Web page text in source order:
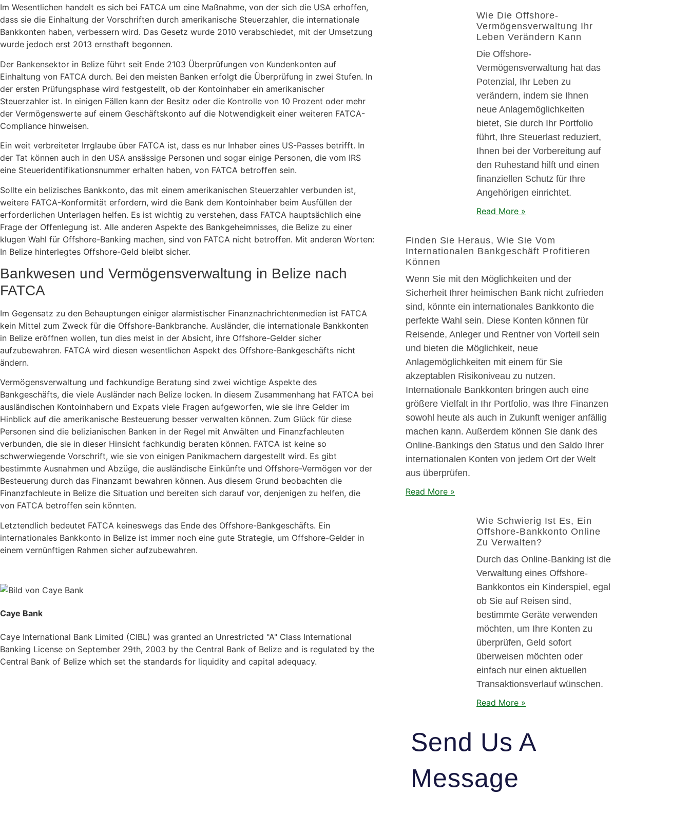
Im Wesentlichen handelt es sich bei FATCA um eine Maßnahme, von der sich die USA erhoffen,
dass sie die Einhaltung der Vorschriften durch amerikanische Steuerzahler, die internationale
Bankkonten haben, verbessern wird. Das Gesetz wurde 2010 verabschiedet, mit der Umsetzung
wurde jedoch erst 2013 ernsthaft begonnen.
Der Bankensektor in Belize führt seit Ende 2103 Überprüfungen von Kundenkonten auf
Einhaltung von FATCA durch. Bei den meisten Banken erfolgt die Überprüfung in zwei Stufen. In
der ersten Prüfungsphase wird festgestellt, ob der Kontoinhaber ein amerikanischer
Steuerzahler ist. In einigen Fällen kann der Besitz oder die Kontrolle von 10 Prozent oder mehr
der Vermögenswerte auf einem Geschäftskonto auf die Notwendigkeit einer weiteren FATCA-
Compliance hinweisen.
Ein weit verbreiteter Irrglaube über FATCA ist, dass es nur Inhaber eines US-Passes betrifft. In
der Tat können auch in den USA ansässige Personen und sogar einige Personen, die vom IRS
eine Steueridentifikationsnummer erhalten haben, von FATCA betroffen sein.
Sollte ein belizisches Bankkonto, das mit einem amerikanischen Steuerzahler verbunden ist,
weitere FATCA-Konformität erfordern, wird die Bank dem Kontoinhaber beim Ausfüllen der
erforderlichen Unterlagen helfen. Es ist wichtig zu verstehen, dass FATCA hauptsächlich eine
Frage der Offenlegung ist. Alle anderen Aspekte des Bankgeheimnisses, die Belize zu einer
klugen Wahl für Offshore-Banking machen, sind von FATCA nicht betroffen. Mit anderen Worten:
In Belize hinterlegtes Offshore-Geld bleibt sicher.
Bankwesen und Vermögensverwaltung in Belize nach
FATCA
Im Gegensatz zu den Behauptungen einiger alarmistischer Finanznachrichtenmedien ist FATCA
kein Mittel zum Zweck für die Offshore-Bankbranche. Ausländer, die internationale Bankkonten
in Belize eröffnen wollen, tun dies meist in der Absicht, ihre Offshore-Gelder sicher
aufzubewahren. FATCA wird diesen wesentlichen Aspekt des Offshore-Bankgeschäfts nicht
ändern.
Vermögensverwaltung und fachkundige Beratung sind zwei wichtige Aspekte des
Bankgeschäfts, die viele Ausländer nach Belize locken. In diesem Zusammenhang hat FATCA bei
ausländischen Kontoinhabern und Expats viele Fragen aufgeworfen, wie sie ihre Gelder im
Hinblick auf die amerikanische Besteuerung besser verwalten können. Zum Glück für diese
Personen sind die belizianischen Banken in der Regel mit Anwälten und Finanzfachleuten
verbunden, die sie in dieser Hinsicht fachkundig beraten können. FATCA ist keine so
schwerwiegende Vorschrift, wie sie von einigen Panikmachern dargestellt wird. Es gibt
bestimmte Ausnahmen und Abzüge, die ausländische Einkünfte und Offshore-Vermögen vor der
Besteuerung durch das Finanzamt bewahren können. Aus diesem Grund beobachten die
Finanzfachleute in Belize die Situation und bereiten sich darauf vor, denjenigen zu helfen, die
von FATCA betroffen sein könnten.
Letztendlich bedeutet FATCA keineswegs das Ende des Offshore-Bankgeschäfts. Ein
internationales Bankkonto in Belize ist immer noch eine gute Strategie, um Offshore-Gelder in
einem vernünftigen Rahmen sicher aufzubewahren.
Caye Bank
Caye International Bank Limited (CIBL) was granted an Unrestricted "A" Class International
Banking License on September 29th, 2003 by the Central Bank of Belize and is regulated by the
Central Bank of Belize which set the standards for liquidity and capital adequacy.
Wie Die Offshore-
Vermögensverwaltung Ihr
Leben Verändern Kann
Die Offshore-
Vermögensverwaltung hat das
Potenzial, Ihr Leben zu
verändern, indem sie Ihnen
neue Anlagemöglichkeiten
bietet, Sie durch Ihr Portfolio
führt, Ihre Steuerlast reduziert,
Ihnen bei der Vorbereitung auf
den Ruhestand hilft und einen
finanziellen Schutz für Ihre
Angehörigen einrichtet.
Read More »
Finden Sie Heraus, Wie Sie Vom
Internationalen Bankgeschäft Profitieren
Können
Wenn Sie mit den Möglichkeiten und der
Sicherheit Ihrer heimischen Bank nicht zufrieden
sind, könnte ein internationales Bankkonto die
perfekte Wahl sein. Diese Konten können für
Reisende, Anleger und Rentner von Vorteil sein
und bieten die Möglichkeit, neue
Anlagemöglichkeiten mit einem für Sie
akzeptablen Risikoniveau zu nutzen.
Internationale Bankkonten bringen auch eine
größere Vielfalt in Ihr Portfolio, was Ihre Finanzen
sowohl heute als auch in Zukunft weniger anfällig
machen kann. Außerdem können Sie dank des
Online-Bankings den Status und den Saldo Ihrer
internationalen Konten von jedem Ort der Welt
aus überprüfen.
Read More »
Wie Schwierig Ist Es, Ein
Offshore-Bankkonto Online
Zu Verwalten?
Durch das Online-Banking ist die
Verwaltung eines Offshore-
Bankkontos ein Kinderspiel, egal
ob Sie auf Reisen sind,
bestimmte Geräte verwenden
möchten, um Ihre Konten zu
überprüfen, Geld sofort
überweisen möchten oder
einfach nur einen aktuellen
Transaktionsverlauf wünschen.
Read More »
Send Us A
Message